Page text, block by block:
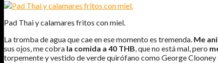
Pad Thai y calamares fritos con miel.
La tromba de agua que cae en ese momento es tremenda. Me
sus ojos, me cobra la comida a 40 THB, que no está mal, pero
torpemente y vestido de verde quirófano como George Clooney